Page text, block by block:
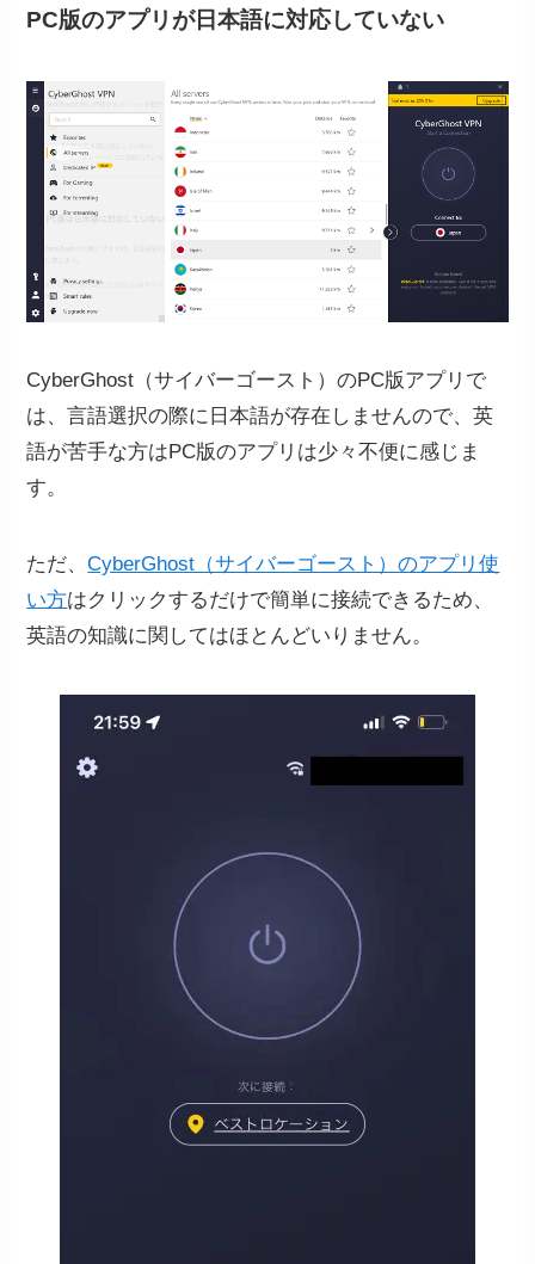
PC版のアプリが日本語に対応していない
CyberGhost（サイバーゴースト）のPC版アプリで
は、言語選択の際に日本語が存在しませんので、英
語が苦手な方はPC版のアプリは少々不便に感じま
す。
ただ、CyberGhost（サイバーゴースト）のアプリ使
い方はクリックするだけで簡単に接続できるため、
英語の知識に関してはほとんどいりません。